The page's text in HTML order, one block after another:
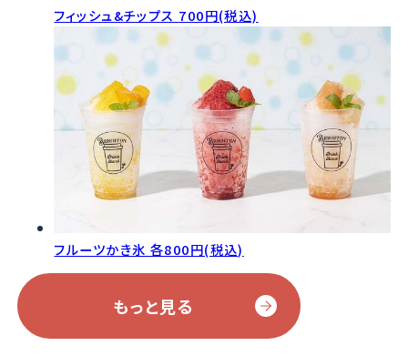
フィッシュ&チップス 700円(税込)
フルーツかき氷 各800円(税込)
もっと見る